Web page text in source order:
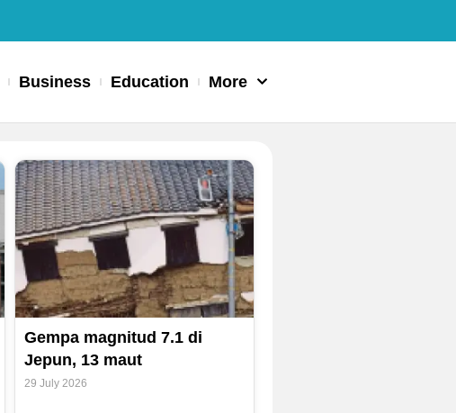
Business Education More
Gempa magnitud 7.1 di
Jepun, 13 maut
29 July 2026